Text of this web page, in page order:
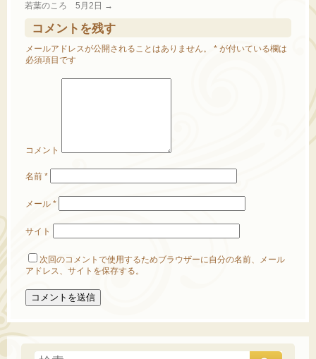
若葉のころ 5月2日 →
コメントを残す
メールアドレスが公開されることはありません。 * が付いている欄は
必須項目です
コメント
名前*
メール*
サイト
次回のコメントで使用するためブラウザーに自分の名前、メール
アドレス、サイトを保存する。